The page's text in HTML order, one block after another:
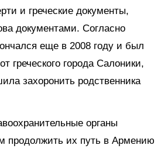
и греческие документы,
документами. Согласно
еще в 2008 году и был
греческого города Салоники,
захоронить родственника
органы
продолжить их путь в Армению